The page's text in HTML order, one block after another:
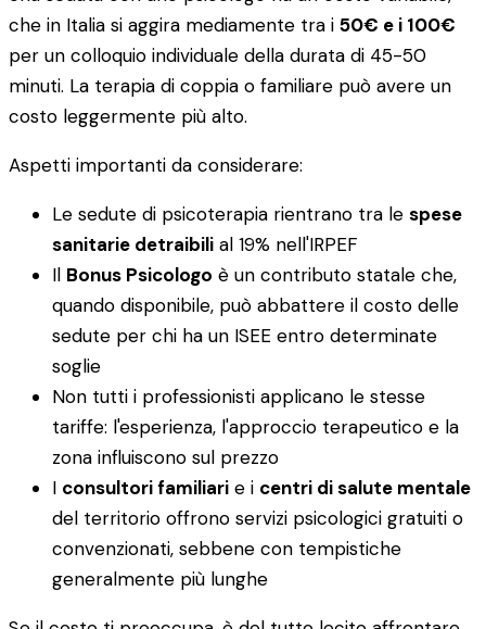
che in Italia si aggira mediamente tra i 50€ e i 100€
per un colloquio individuale della durata di 45-50
minuti. La terapia di coppia o familiare può avere un
costo leggermente più alto.
Aspetti importanti da considerare:
Le sedute di psicoterapia rientrano tra le spese
sanitarie detraibili al 19% nell'IRPEF
Il Bonus Psicologo è un contributo statale che,
quando disponibile, può abbattere il costo delle
sedute per chi ha un ISEE entro determinate
soglie
Non tutti i professionisti applicano le stesse
tariffe: l'esperienza, l'approccio terapeutico e la
zona influiscono sul prezzo
I consultori familiari e i centri di salute mentale
del territorio offrono servizi psicologici gratuiti o
convenzionati, sebbene con tempistiche
generalmente più lunghe